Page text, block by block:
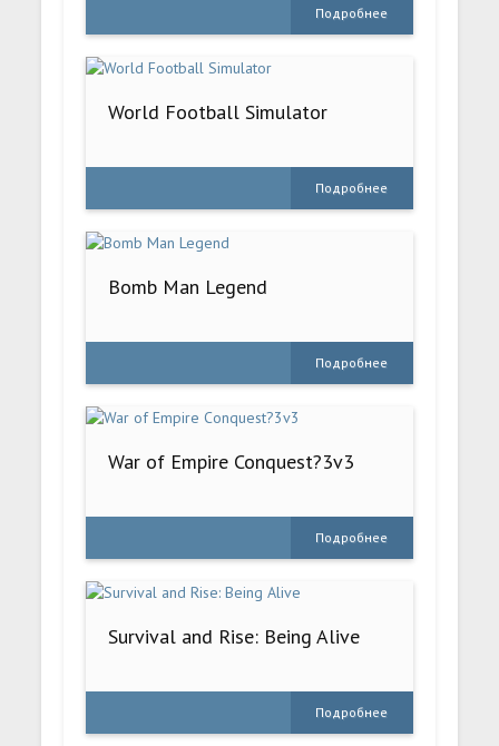
Подробнее
World Football Simulator
Подробнее
Bomb Man Legend
Подробнее
War of Empire Conquest?3v3
Подробнее
Survival and Rise: Being Alive
Подробнее